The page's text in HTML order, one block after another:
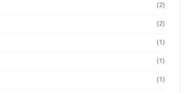
(2)
(2)
(1)
(1)
(1)